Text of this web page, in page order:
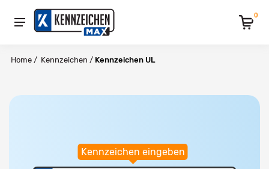
0
Home / Kennzeichen / Kennzeichen UL
Kennzeichen eingeben